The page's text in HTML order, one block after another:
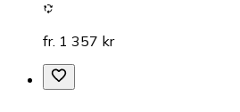
fr. 1 357 kr